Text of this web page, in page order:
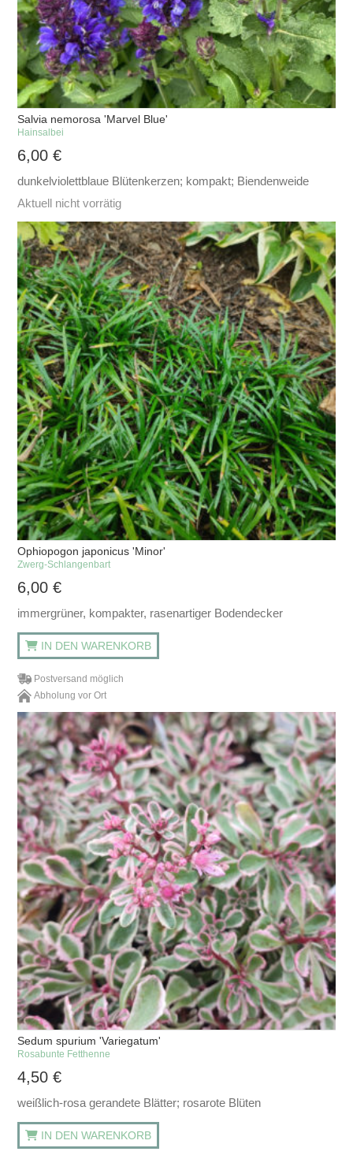
Salvia nemorosa 'Marvel Blue'
Hainsalbei
6,00€
dunkelviolettblaue Blütenkerzen; kompakt; Biendenweide
Aktuell nicht vorrätig
Ophiopogon japonicus 'Minor'
Zwerg-Schlangenbart
6,00€
immergrüner, kompakter, rasenartiger Bodendecker
IN DEN WARENKORB
Postversand möglich
Abholung vor Ort
Sedum spurium 'Variegatum'
Rosabunte Fetthenne
4,50€
weißlich-rosa gerandete Blätter; rosarote Blüten
IN DEN WARENKORB